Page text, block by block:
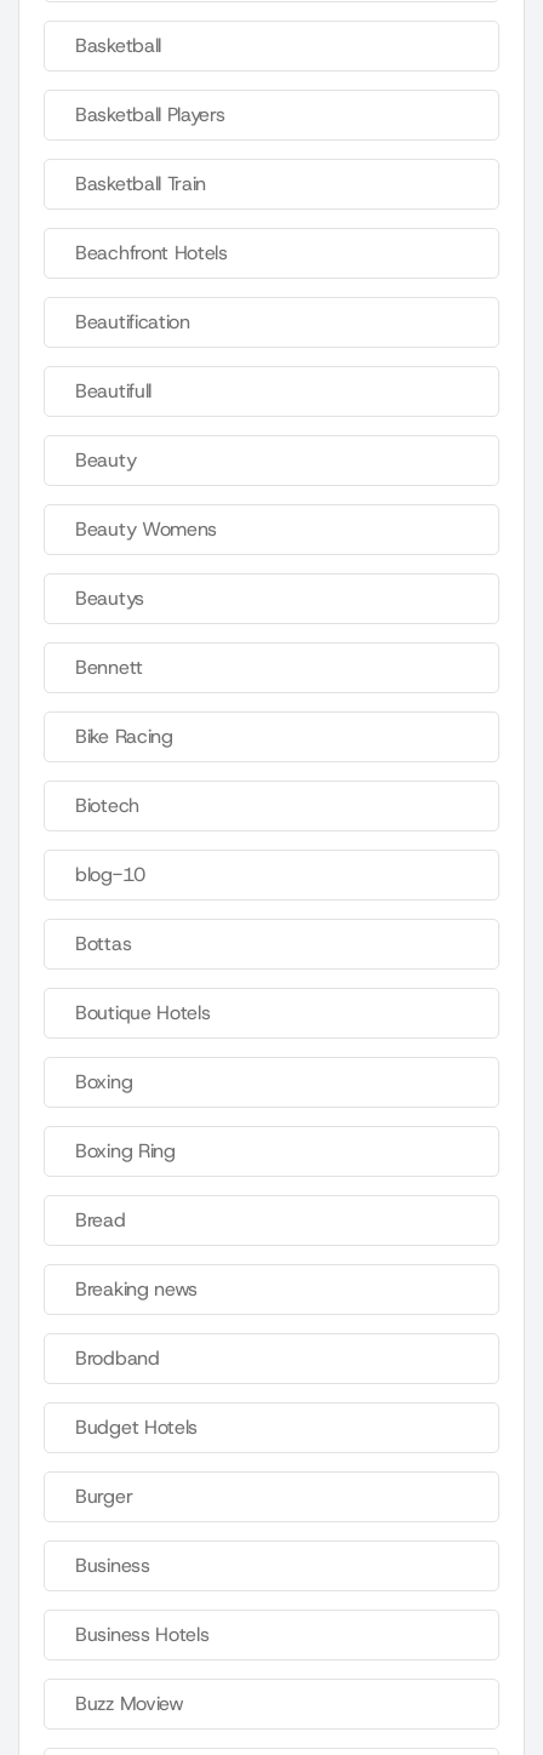
Basketball
Basketball Players
Basketball Train
Beachfront Hotels
Beautification
Beautifull
Beauty
Beauty Womens
Beautys
Bennett
Bike Racing
Biotech
blog-10
Bottas
Boutique Hotels
Boxing
Boxing Ring
Bread
Breaking news
Brodband
Budget Hotels
Burger
Business
Business Hotels
Buzz Moview